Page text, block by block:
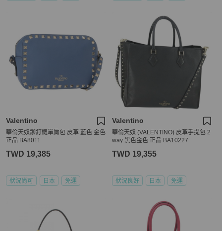
Valentino
華倫天奴鉚釘鏈單肩包 皮革 藍色 金色
正品 BA8011
TWD 19,385
狀況尚可 日本 免運
Valentino
華倫天奴 (VALENTINO) 皮革手提包 2
way 黑色金色 正品 BA10227
TWD 19,355
狀況良好 日本 免運